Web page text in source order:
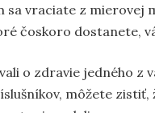
sa vraciate z mierovej
čoskoro dostanete,
o zdravie jedného z
môžete zistiť,